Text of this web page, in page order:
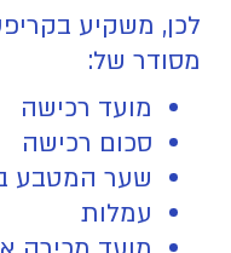
לכן, משקיע
מסודר של:
מועד רכישה
סכום רכישה
שער המטבע
עמלות